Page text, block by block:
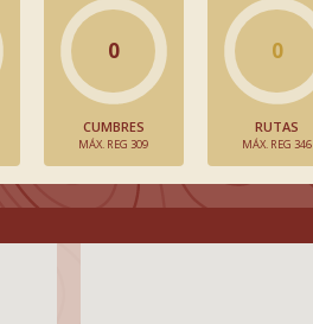
0
CUMBRES
MÁX. REG 309
0
RUTAS
MÁX. REG 346